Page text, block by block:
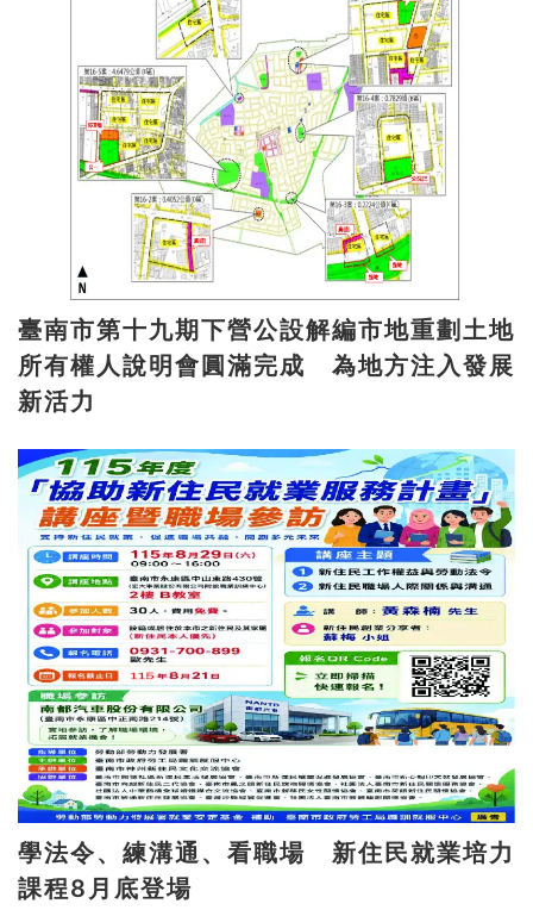
臺南市第十九期下營公設解編市地重劃土地
所有權人說明會圓滿完成 為地方注入發展
新活力
學法令、練溝通、看職場 新住民就業培力
課程8月底登場